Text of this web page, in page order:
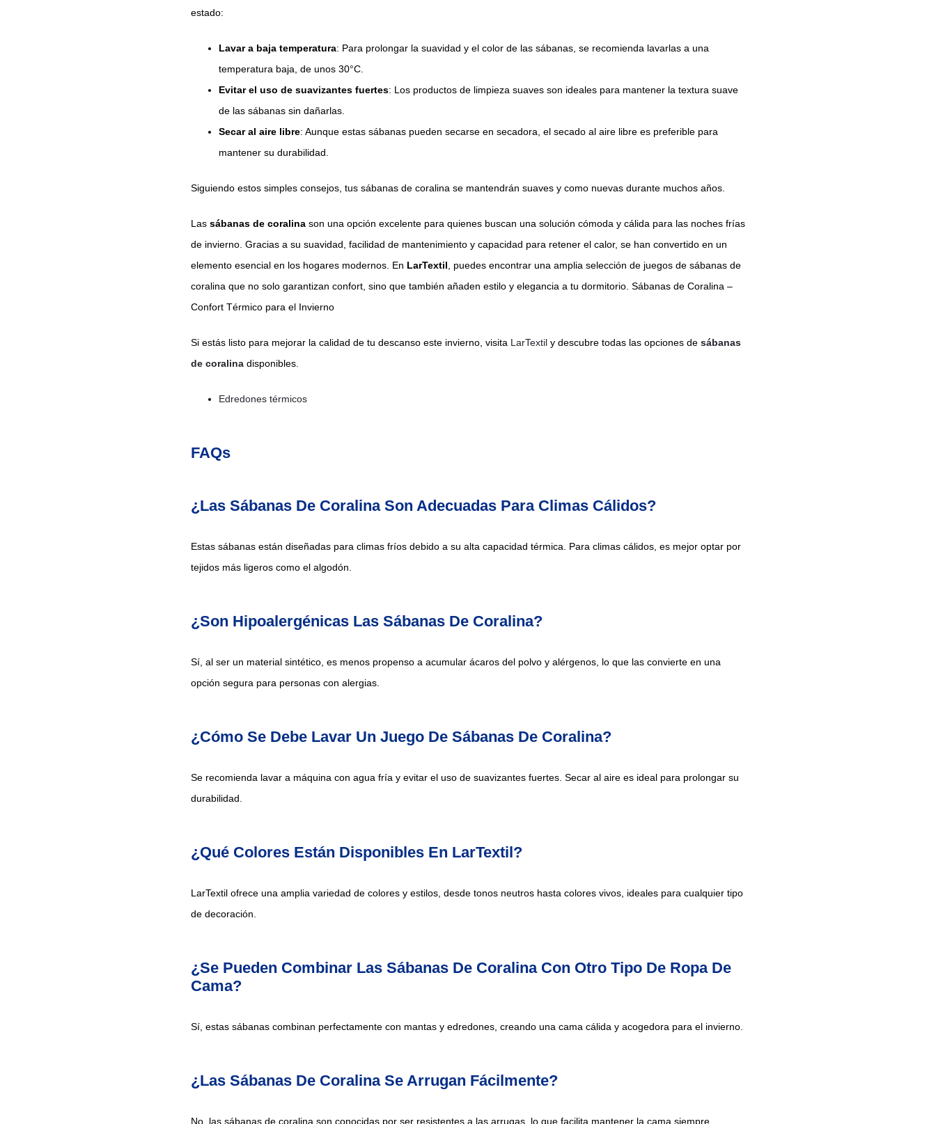
estado:
Lavar a baja temperatura: Para prolongar la suavidad y el color de las sábanas, se recomienda lavarlas a una
temperatura baja, de unos 30°C.
Evitar el uso de suavizantes fuertes: Los productos de limpieza suaves son ideales para mantener la textura suave
de las sábanas sin dañarlas.
Secar al aire libre: Aunque estas sábanas pueden secarse en secadora, el secado al aire libre es preferible para
mantener su durabilidad.
Siguiendo estos simples consejos, tus sábanas de coralina se mantendrán suaves y como nuevas durante muchos años.
Las sábanas de coralinason una opción excelente para quienes buscan una solución cómoda y cálida para las noches frías
de invierno. Gracias a su suavidad, facilidad de mantenimiento y capacidad para retener el calor, se han convertido en un
elemento esencial en los hogares modernos. En LarTextil , puedes encontrar una amplia selección de juegos de sábanas de
coralina que no solo garantizan confort, sino que también añaden estilo y elegancia a tu dormitorio. Sábanas de Coralina –
Confort Térmico para el Invierno
Si estás listo para mejorar la calidad de tu descanso este invierno, visita LarTextily descubre todas las opciones de sábanas
de coralinadisponibles.
Edredones térmicos
FAQs
¿Las Sábanas De Coralina Son Adecuadas Para Climas Cálidos?
Estas sábanas están diseñadas para climas fríos debido a su alta capacidad térmica. Para climas cálidos, es mejor optar por
tejidos más ligeros como el algodón.
¿Son Hipoalergénicas Las Sábanas De Coralina?
Sí, al ser un material sintético, es menos propenso a acumular ácaros del polvo y alérgenos, lo que las convierte en una
opción segura para personas con alergias.
¿Cómo Se Debe Lavar Un Juego De Sábanas De Coralina?
Se recomienda lavar a máquina con agua fría y evitar el uso de suavizantes fuertes. Secar al aire es ideal para prolongar su
durabilidad.
¿Qué Colores Están Disponibles En LarTextil?
LarTextil ofrece una amplia variedad de colores y estilos, desde tonos neutros hasta colores vivos, ideales para cualquier tipo
de decoración.
¿Se Pueden Combinar Las Sábanas De Coralina Con Otro Tipo De Ropa De
Cama?
Sí, estas sábanas combinan perfectamente con mantas y edredones, creando una cama cálida y acogedora para el invierno.
¿Las Sábanas De Coralina Se Arrugan Fácilmente?
No, las sábanas de coralina son conocidas por ser resistentes a las arrugas, lo que facilita mantener la cama siempre